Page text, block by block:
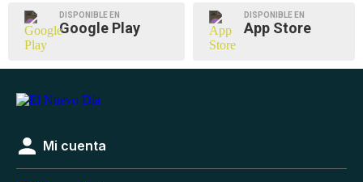
DISPONIBLE EN
Google Play
DISPONIBLE EN
App Store
Mi cuenta